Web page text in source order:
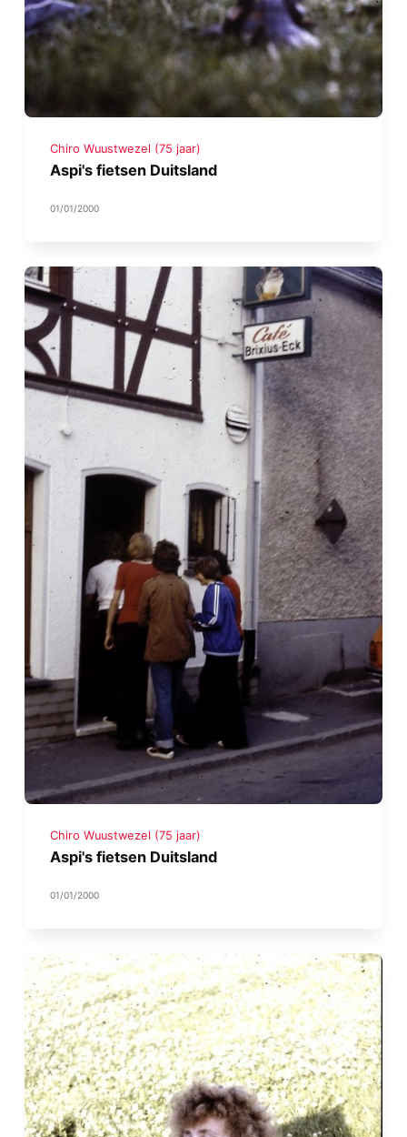
Chiro Wuustwezel (75 jaar)
Aspi's fietsen Duitsland
01/01/2000
Chiro Wuustwezel (75 jaar)
Aspi's fietsen Duitsland
01/01/2000